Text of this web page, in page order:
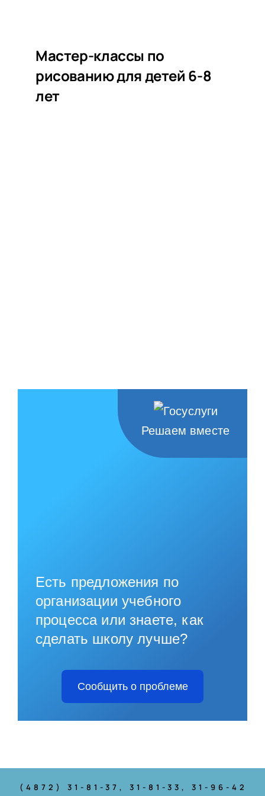
ОБУЧАЮЩИМСЯ
СВЕДЕНИЯ ОБ ОО
Мастер-классы по
рисованию для детей 6-8
лет
Решаем вместе
Есть предложения по
организации учебного
процесса или знаете, как
сделать школу лучше?
Сообщить о проблеме
(4872) 31-81-37, 31-81-33, 31-96-42